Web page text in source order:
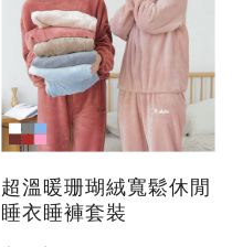
超溫暖珊瑚絨寬鬆休閒
睡衣睡褲套裝